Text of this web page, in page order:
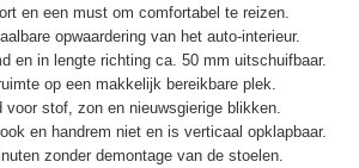
en een must om comfortabel te reizen.
opwaardering van het auto-interieur.
en in lengte richting ca. 50 mm uitschuifbaar.
op een makkelijk bereikbare plek.
voor stof, zon en nieuwsgierige blikken.
en handrem niet en is verticaal opklapbaar.
zonder demontage van de stoelen.